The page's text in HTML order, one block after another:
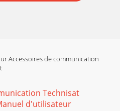
Accessoires de communication
Technisat
d'utilisateur